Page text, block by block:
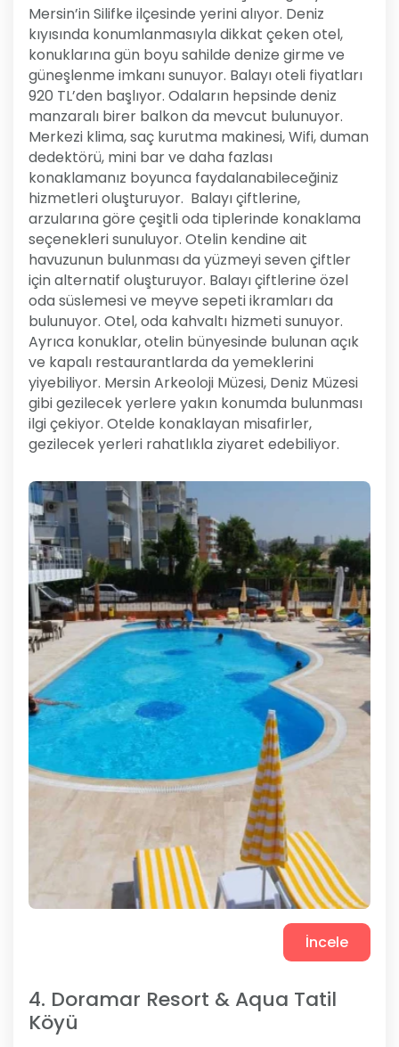
Mersin’in Silifke ilçesinde yerini alıyor. Deniz
kıyısında konumlanmasıyla dikkat çeken otel,
konuklarına gün boyu sahilde denize girme ve
güneşlenme imkanı sunuyor. Balayı oteli fiyatları
920 TL’den başlıyor. Odaların hepsinde deniz
manzaralı birer balkon da mevcut bulunuyor.
Merkezi klima, saç kurutma makinesi, Wifi, duman
dedektörü, mini bar ve daha fazlası
konaklamanız boyunca faydalanabileceğiniz
hizmetleri oluşturuyor. Balayı çiftlerine,
arzularına göre çeşitli oda tiplerinde konaklama
seçenekleri sunuluyor. Otelin kendine ait
havuzunun bulunması da yüzmeyi seven çiftler
için alternatif oluşturuyor. Balayı çiftlerine özel
oda süslemesi ve meyve sepeti ikramları da
bulunuyor. Otel, oda kahvaltı hizmeti sunuyor.
Ayrıca konuklar, otelin bünyesinde bulunan açık
ve kapalı restaurantlarda da yemeklerini
yiyebiliyor. Mersin Arkeoloji Müzesi, Deniz Müzesi
gibi gezilecek yerlere yakın konumda bulunması
ilgi çekiyor. Otelde konaklayan misafirler,
gezilecek yerleri rahatlıkla ziyaret edebiliyor.
İncele
4. Doramar Resort & Aqua Tatil
Köyü